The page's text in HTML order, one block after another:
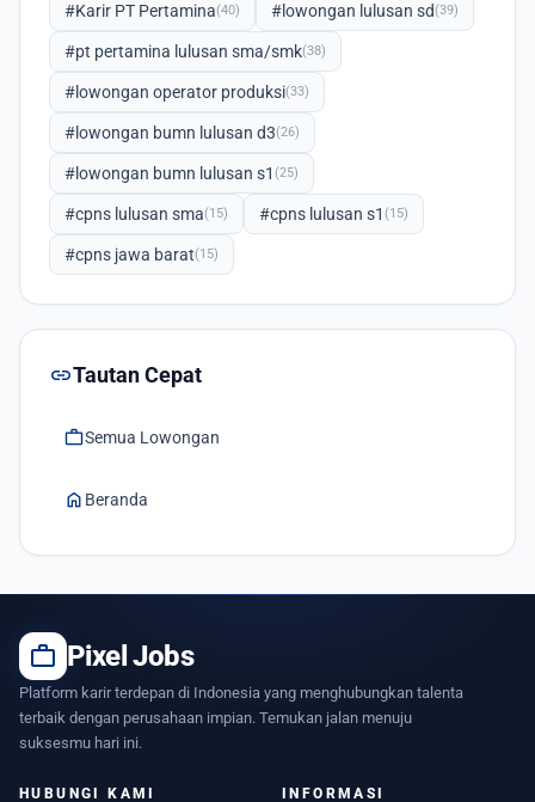
#Karir PT Pertamina(40) #lowongan lulusan sd(39)
#pt pertamina lulusan sma/smk(38)
#lowongan operator produksi(33)
#lowongan bumn lulusan d3(26)
#lowongan bumn lulusan s1 (25)
#cpns lulusan sma(15) #cpns lulusan s1 (15)
#cpns jawa barat(15)
linkTautan Cepat
workSemua Lowongan
home Beranda
work Pixel Jobs
Platform karir terdepan di Indonesia yang menghubungkan talenta
terbaik dengan perusahaan impian. Temukan jalan menuju
suksesmu hari ini.
HUBUNGI KAMI INFORMASI